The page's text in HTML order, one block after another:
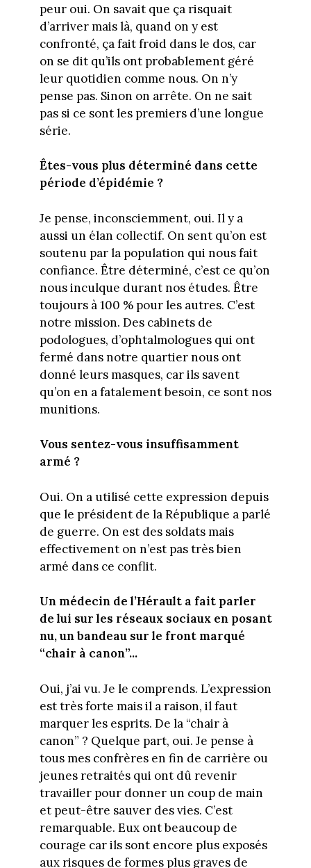
peur oui. On savait que ça risquait
d’arriver mais là, quand on y est
confronté, ça fait froid dans le dos, car
on se dit qu’ils ont probablement géré
leur quotidien comme nous. On n’y
pense pas. Sinon on arrête. On ne sait
pas si ce sont les premiers d’une longue
série.
Êtes-vous plus déterminé dans cette
période d’épidémie ?
Je pense, inconsciemment, oui. Il y a
aussi un élan collectif. On sent qu’on est
soutenu par la population qui nous fait
confiance. Être déterminé, c’est ce qu’on
nous inculque durant nos études. Être
toujours à 100 % pour les autres. C’est
notre mission. Des cabinets de
podologues, d’ophtalmologues qui ont
fermé dans notre quartier nous ont
donné leurs masques, car ils savent
qu’on en a fatalement besoin, ce sont nos
munitions.
Vous sentez-vous insuffisamment
armé ?
Oui. On a utilisé cette expression depuis
que le président de la République a parlé
de guerre. On est des soldats mais
effectivement on n’est pas très bien
armé dans ce conflit.
Un médecin de l’Hérault a fait parler
de lui sur les réseaux sociaux en posant
nu, un bandeau sur le front marqué
“chair à canon”...
Oui, j’ai vu. Je le comprends. L’expression
est très forte mais il a raison, il faut
marquer les esprits. De la “chair à
canon” ? Quelque part, oui. Je pense à
tous mes confrères en fin de carrière ou
jeunes retraités qui ont dû revenir
travailler pour donner un coup de main
et peut-être sauver des vies. C’est
remarquable. Eux ont beaucoup de
courage car ils sont encore plus exposés
aux risques de formes plus graves de